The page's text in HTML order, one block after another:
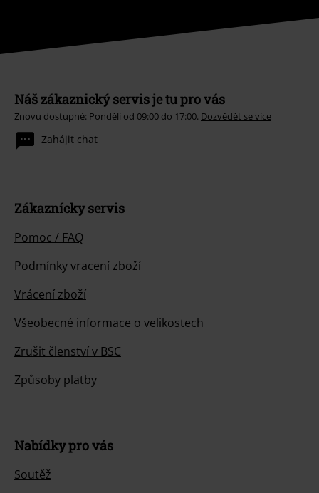
Náš zákaznický servis je tu pro vás
Znovu dostupné: Pondělí od 09:00 do 17:00. Dozvědět se více
Zahájit chat
Zákaznícky servis
Pomoc / FAQ
Podmínky vracení zboží
Vrácení zboží
Všeobecné informace o velikostech
Zrušit členství v BSC
Způsoby platby
Nabídky pro vás
Soutěž